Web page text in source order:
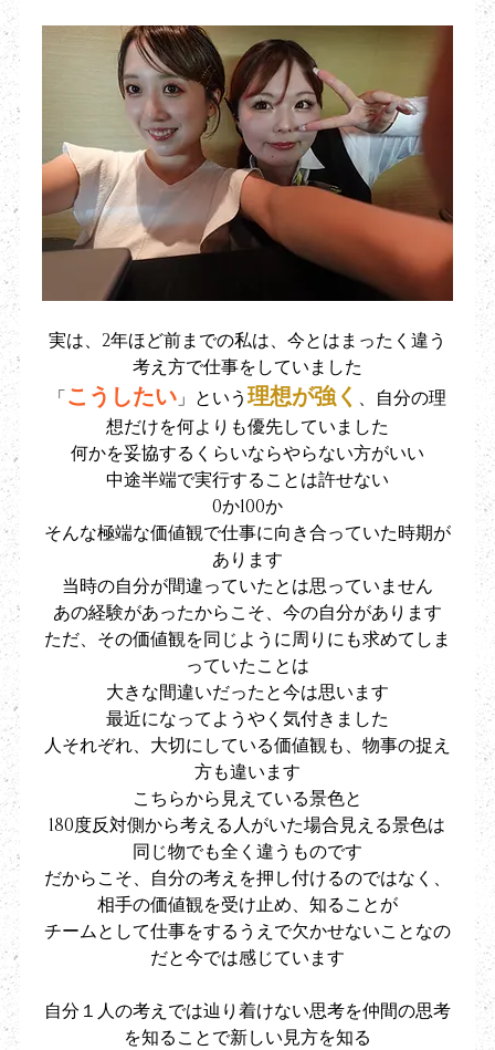
実は、2年ほど前までの私は、今とはまったく違う
考え方で仕事をしていました
「こうしたい」という理想が強く 、自分の理
想だけを何よりも優先していました
何かを妥協するくらいならやらない方がいい
中途半端で実行することは許せない
0か100か
そんな極端な価値観で仕事に向き合っていた時期が
あります
当時の自分が間違っていたとは思っていません
あの経験があったからこそ、今の自分があります
ただ、その価値観を同じように周りにも求めてしま
っていたことは
大きな間違いだったと今は思います
最近になってようやく気付きました
人それぞれ、大切にしている価値観も、物事の捉え
方も違います
こちらから見えている景色と
180度反対側から考える人がいた場合見える景色は
同じ物でも全く違うものです
だからこそ、自分の考えを押し付けるのではなく、
相手の価値観を受け止め、知ることが
チームとして仕事をするうえで欠かせないことなの
だと今では感じています
自分１人の考えでは辿り着けない思考を仲間の思考
を知ることで新しい見方を知る